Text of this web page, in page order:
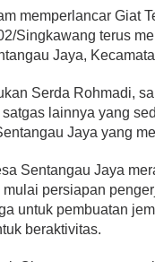
memperlancar Giat
Singkawang terus
Jaya,
Serda Rohmadi,
lainnya yang
Jaya yang
Sentangau Jaya
persiapan
untuk pembuatan
beraktivitas.